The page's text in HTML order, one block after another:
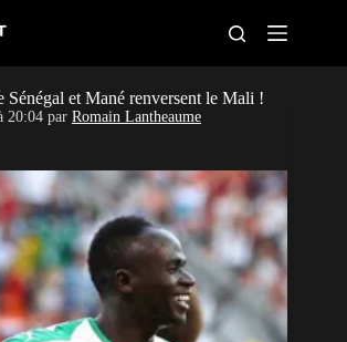
CAN féminine
Pays
Clubs
Classement
et Mané renversent le Mali !
20:04 par Romain Lantheaume